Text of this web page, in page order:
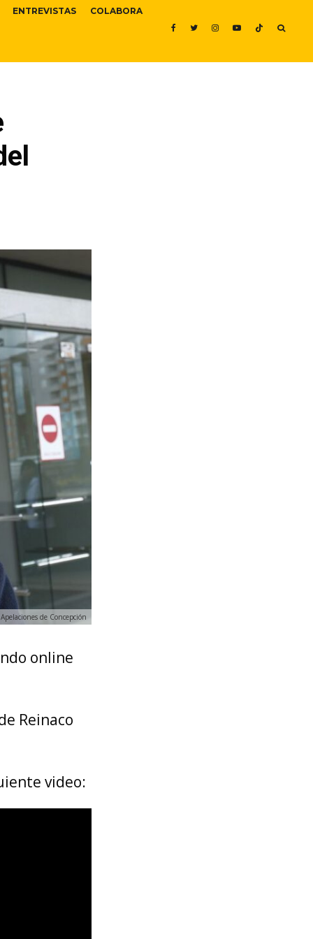
ENTREVISTAS COLABORA
de Concepción
online
Reinaco
video: